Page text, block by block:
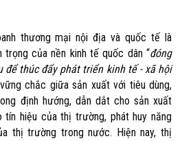
thương mại nội địa và quốc tế là
trọng của nền kinh tế quốc dân “đóng
để thúc đẩy phát triển kinh tế - xã hội
chắc giữa sản xuất với tiêu dùng,
định hướng, dẫn dắt cho sản xuất
hiệu của thị trường, phát huy năng
thị trường trong nước. Hiện nay, thị